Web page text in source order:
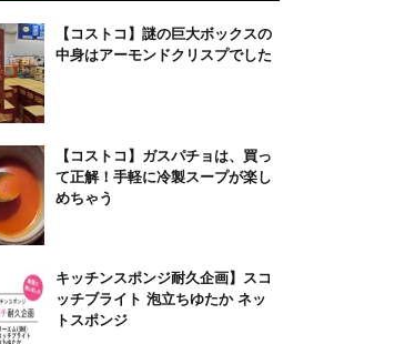
【コストコ】謎の巨大ボックスの
中身はアーモンドクリスプでした
【コストコ】ガスパチョは、買っ
て正解！手軽に冷製スープが楽し
めちゃう
キッチンスポンジ耐久企画】スコ
ッチブライト 泡立ちゆたか ネッ
トスポンジ